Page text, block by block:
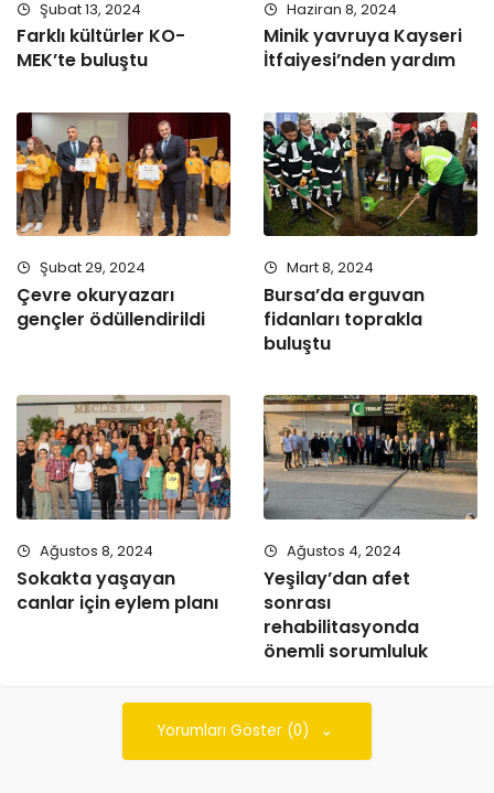
Şubat 13, 2024
Farklı kültürler KO-
MEK’te buluştu
Haziran 8, 2024
Minik yavruya Kayseri
İtfaiyesi’nden yardım
Şubat 29, 2024
Çevre okuryazarı
gençler ödüllendirildi
Mart 8, 2024
Bursa’da erguvan
fidanları toprakla
buluştu
Ağustos 8, 2024
Sokakta yaşayan
canlar için eylem planı
Ağustos 4, 2024
Yeşilay’dan afet
sonrası
rehabilitasyonda
önemli sorumluluk
Yorumları Göster (0)